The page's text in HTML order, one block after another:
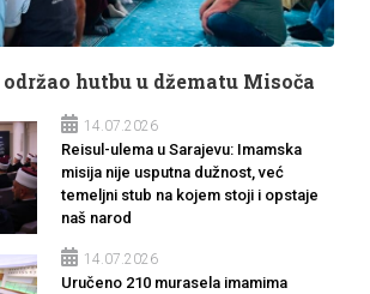
hutbu u džematu Misoča
14.07.2026
Reisul-ulema u Sarajevu: Imamska
misija nije usputna dužnost, već
temeljni stub na kojem stoji i opstaje
naš narod
14.07.2026
Uručeno 210 murasela imamima